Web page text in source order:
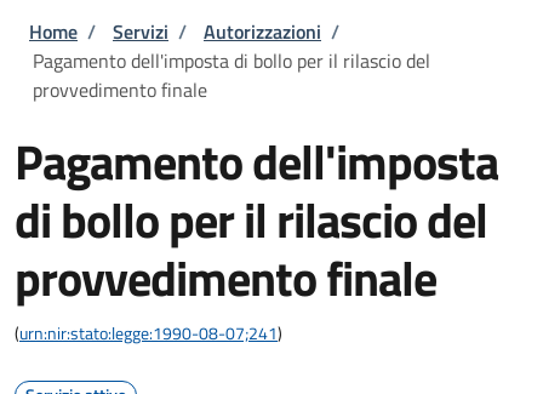
Briciole di pane
Home / Servizi / Autorizzazioni /
Pagamento dell'imposta di bollo per il rilascio del
provvedimento finale
Pagamento dell'imposta
di bollo per il rilascio del
provvedimento finale
(urn:nir:stato:legge:1990-08-07;241)